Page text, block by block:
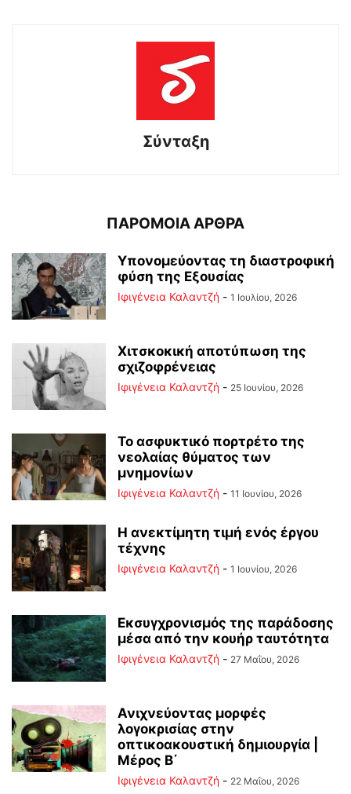
Σύνταξη
ΠΑΡΟΜΟΙΑ ΑΡΘΡΑ
Υπονομεύοντας τη διαστροφική
φύση της Εξουσίας
Ιφιγένεια Καλαντζή - 1 Ιουλίου, 2026
Χιτσκοκική αποτύπωση της
σχιζοφρένειας
Ιφιγένεια Καλαντζή - 25 Ιουνίου, 2026
Το ασφυκτικό πορτρέτο της
νεολαίας θύματος των
μνημονίων
Ιφιγένεια Καλαντζή - 11 Ιουνίου, 2026
Η ανεκτίμητη τιμή ενός έργου
τέχνης
Ιφιγένεια Καλαντζή - 1 Ιουνίου, 2026
Εκσυγχρονισμός της παράδοσης
μέσα από την κουήρ ταυτότητα
Ιφιγένεια Καλαντζή - 27 Μαΐου, 2026
Ανιχνεύοντας μορφές
λογοκρισίας στην
οπτικοακουστική δημιουργία |
Μέρος B΄
Ιφιγένεια Καλαντζή - 22 Μαΐου, 2026